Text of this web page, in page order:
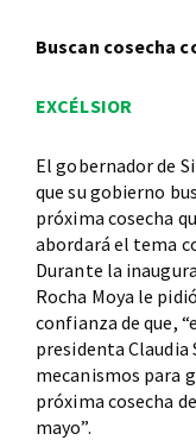
Buscan cosecha
EXCÉLSIOR
El gobernador de
que su gobierno
próxima cosecha
abordará el tema
Durante la
Rocha Moya le
confianza de que,
presidenta Claudia
mecanismos para
próxima cosecha
mayo”.